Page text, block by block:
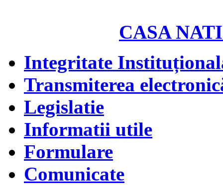
CASA
Integritate
Transmiterea
Legislatie
Informatii utile
Formulare
Comunicate